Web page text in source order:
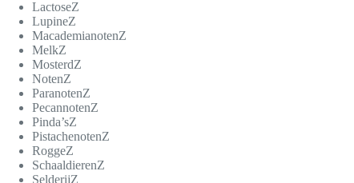
LactoseZ
LupineZ
MacademianotenZ
MelkZ
MosterdZ
NotenZ
ParanotenZ
PecannotenZ
Pinda’sZ
PistachenotenZ
RoggeZ
SchaaldierenZ
SelderijZ